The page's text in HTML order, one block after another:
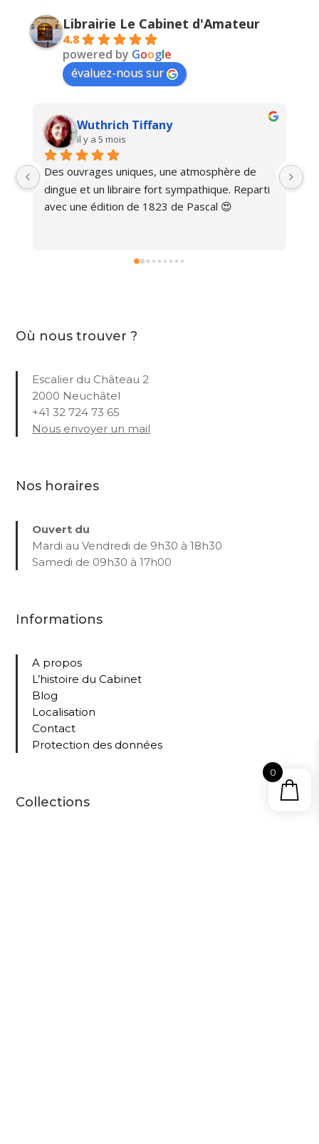
Librairie Le Cabinet d'Amateur
4.8
powered by Google
évaluez-nous sur
Wuthrich Tiffany
il y a 5 mois
Des ouvrages uniques, une atmosphère de
dingue et un libraire fort sympathique. Reparti
avec une édition de 1823 de Pascal 😍
Où nous trouver ?
Escalier du Château 2
2000 Neuchâtel
+41 32 724 73 65
Nous envoyer un mail
Nos horaires
Ouvert du
Mardi au Vendredi de 9h30 à 18h30
Samedi de 09h30 à 17h00
Informations
A propos
L’histoire du Cabinet
Blog
Localisation
Contact
Protection des données
Collections
0